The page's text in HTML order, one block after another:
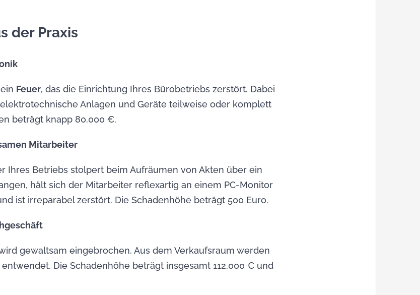
der Praxis
Feuer, das die Einrichtung Ihres Bürobetriebs zerstört. Dabei
Anlagen und Geräte teilweise oder komplett
beträgt knapp 80.000 €.
Mitarbeiter
Ihres Betriebs stolpert beim Aufräumen von Akten über ein
hält sich der Mitarbeiter reflexartig an einem PC-Monitor
ist irreparabel zerstört. Die Schadenhöhe beträgt 500 Euro.
gewaltsam eingebrochen. Aus dem Verkaufsraum werden
Die Schadenhöhe beträgt insgesamt 112.000 € und